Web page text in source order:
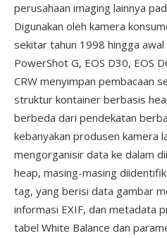
perusahaan imaging lainnya
Digunakan oleh kamera
sekitar tahun 1998 hingga
PowerShot G, EOS D30, EOS
CRW menyimpan pembacaan
struktur kontainer berbasis
berbeda dari pendekatan
kebanyakan produsen kamera
mengorganisir data ke dalam
heap, masing-masing
tag, yang berisi data gambar
informasi EXIF, dan metadata
tabel White Balance dan